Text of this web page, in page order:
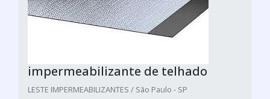
impermeabilizante de telhado
LESTE IMPERMEABILIZANTES / São Paulo - SP